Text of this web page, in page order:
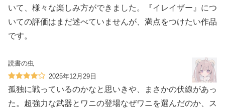
いて、様々な楽しみ方ができました。『イレイザー』につ
いての評価はまだ述べていませんが、満点をつけたい作品
です。
読書の虫
2025年12月29日
孤独に戦っているのかなと思いきや、まさかの伏線があっ
た。超強力な武器とワニの登場なぜワニを選んだのか、ス